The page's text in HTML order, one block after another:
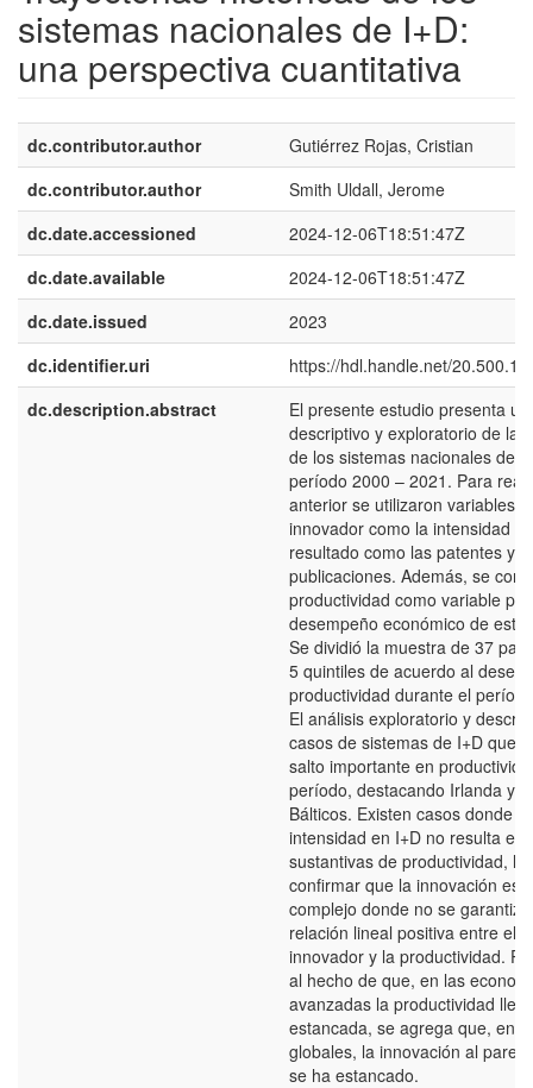
sistemas nacionales de I+D:
una perspectiva cuantitativa
dc.contributor.author
Gutiérrez Rojas, Cristian
dc.contributor.author
Smith Uldall, Jerome
dc.date.accessioned
2024-12-06T18:51:47Z
dc.date.available
2024-12-06T18:51:47Z
dc.date.issued
2023
dc.identifier.uri
https://hdl.handle.net/
dc.description.abstract
El presente estudio presenta
descriptivo y exploratorio de
de los sistemas nacionales de
período 2000 – 2021. Para
anterior se utilizaron variables
innovador como la intensidad
resultado como las patentes y
publicaciones. Además, se
productividad como variable
desempeño económico de
Se dividió la muestra de 37
5 quintiles de acuerdo al
productividad durante el
El análisis exploratorio y
casos de sistemas de I+D que
salto importante en
período, destacando Irlanda y
Bálticos. Existen casos donde
intensidad en I+D no resulta en
sustantivas de productividad, lo
confirmar que la innovación es
complejo donde no se
relación lineal positiva entre el
innovador y la productividad.
al hecho de que, en las
avanzadas la productividad
estancada, se agrega que, en
globales, la innovación al
se ha estancado.